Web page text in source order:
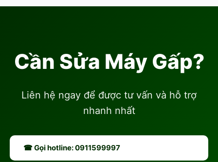
Cần Sửa Máy Gấp?
Liên hệ ngay để được tư vấn và hỗ trợ
nhanh nhất
☎ Gọi hotline: 0911599997